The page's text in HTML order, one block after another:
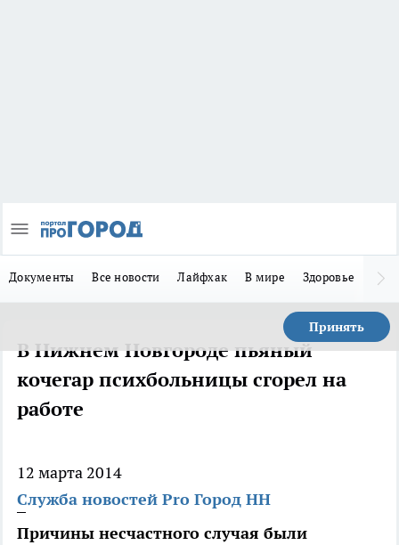
Документы Все новости Лайфхак В мире Здоровье
Принять
В Нижнем Новгороде пьяный
кочегар психбольницы сгорел на
работе
12 марта 2014
Служба новостей Pro Город НН
Причины несчастного случая были